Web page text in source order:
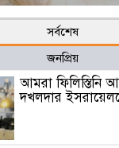
সর্বশেষ
জনপ্রিয়
আমরা ফিলিস্তিনি
দখলদার